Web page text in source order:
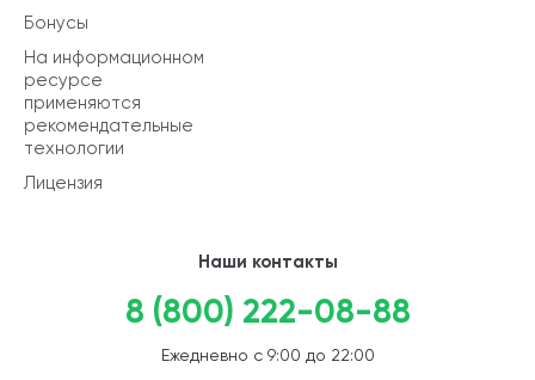
Бонусы
На информационном
ресурсе
применяются
рекомендательные
технологии
Лицензия
Наши контакты
8 (800) 222-08-88
Ежедневно с 9:00 до 22:00